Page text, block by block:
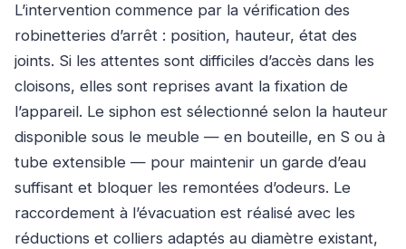
L’intervention commence par la vérification des
robinetteries d’arrêt : position, hauteur, état des
joints. Si les attentes sont difficiles d’accès dans les
cloisons, elles sont reprises avant la fixation de
l’appareil. Le siphon est sélectionné selon la hauteur
disponible sous le meuble — en bouteille, en S ou à
tube extensible — pour maintenir un garde d’eau
suffisant et bloquer les remontées d’odeurs. Le
raccordement à l’évacuation est réalisé avec les
réductions et colliers adaptés au diamètre existant,